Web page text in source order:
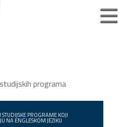
Osnovne akademske studije
programa
STUDIJSKE PROGRAME KOJI
NA ENGLESKOM JEZIKU